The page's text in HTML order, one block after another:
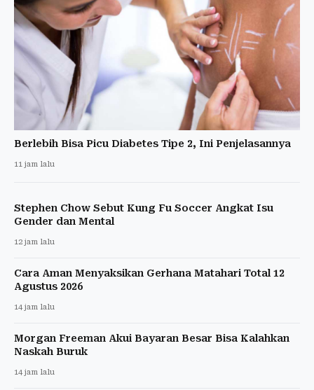
Berlebih Bisa Picu Diabetes Tipe 2, Ini Penjelasannya
11 jam lalu
Stephen Chow Sebut Kung Fu Soccer Angkat Isu
Gender dan Mental
12 jam lalu
Cara Aman Menyaksikan Gerhana Matahari Total 12
Agustus 2026
14 jam lalu
Morgan Freeman Akui Bayaran Besar Bisa Kalahkan
Naskah Buruk
14 jam lalu